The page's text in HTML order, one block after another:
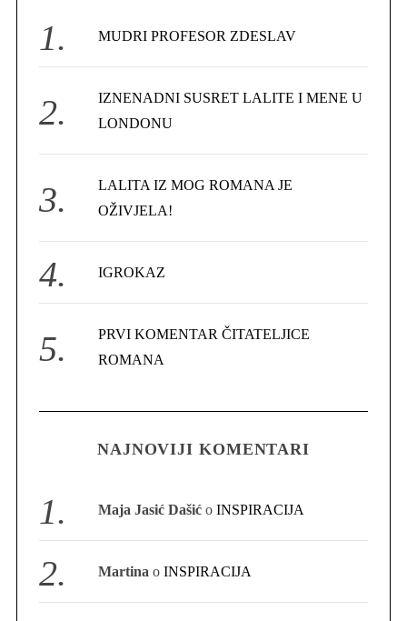
o
MUDRI PROFESOR ZDESLAV
IZNENADNI SUSRET LALITE I MENE U
LONDONU
LALITA IZ MOG ROMANA JE
OŽIVJELA!
IGROKAZ
PRVI KOMENTAR ČITATELJICE
ROMANA
NAJNOVIJI KOMENTARI
Maja Jasić Dašić oINSPIRACIJA
Martina oINSPIRACIJA
S
r
c
h
o